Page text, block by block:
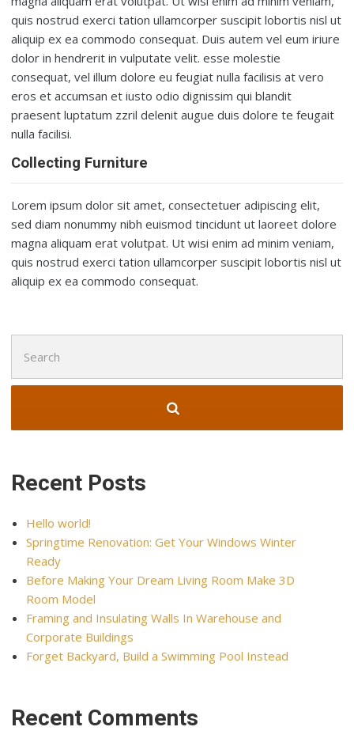
quis nostrud exerci tation ullamcorper suscipit lobortis nisl ut
aliquip ex ea commodo consequat. Duis autem vel eum iriure
dolor in hendrerit in vulputate velit. esse molestie
consequat, vel illum dolore eu feugiat nulla facilisis at vero
eros et accumsan et iusto odio dignissim qui blandit
praesent luptatum zzril delenit augue duis dolore te feugait
nulla facilisi.
Collecting Furniture
Lorem ipsum dolor sit amet, consectetuer adipiscing elit,
sed diam nonummy nibh euismod tincidunt ut laoreet dolore
magna aliquam erat volutpat. Ut wisi enim ad minim veniam,
quis nostrud exerci tation ullamcorper suscipit lobortis nisl ut
aliquip ex ea commodo consequat.
for:
Recent Posts
Hello world!
Springtime Renovation: Get Your Windows Winter
Ready
Before Making Your Dream Living Room Make 3D
Room Model
Framing and Insulating Walls In Warehouse and
Corporate Buildings
Forget Backyard, Build a Swimming Pool Instead
Recent Comments